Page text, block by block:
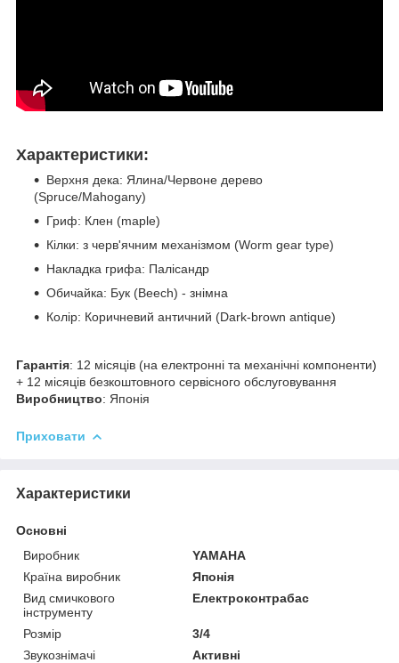
Характеристики:
Верхня дека: Ялина/Червоне дерево
(Spruce/Mahogany)
Гриф: Клен (maple)
Кілки: з черв'ячним механізмом (Worm gear type)
Накладка грифа: Палісандр
Обичайка: Бук (Beech) - знімна
Колір: Коричневий античний (Dark-brown antique)
Гарантія: 12 місяців (на електронні та механічні компоненти)
+ 12 місяців безкоштовного сервісного обслуговування
Виробництво: Японія
Приховати
Характеристики
Основні
Виробник
YAMAHA
Країна виробник
Японія
Вид смичкового
інструменту
Електроконтрабас
Розмір
3/4
Звукознімачі
Активні